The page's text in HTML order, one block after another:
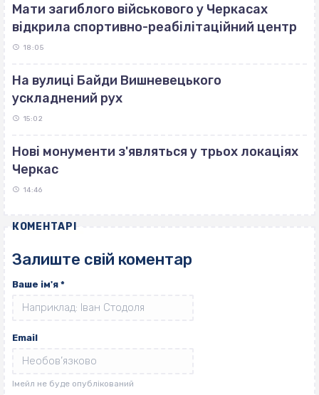
Мати загиблого військового у Черкасах
відкрила спортивно-реабілітаційний центр
18:05
На вулиці Байди Вишневецького
ускладнений рух
15:02
Нові монументи з'являться у трьох локаціях
Черкас
14:46
КОМЕНТАРІ
Залиште свій коментар
Ваше ім'я *
Email